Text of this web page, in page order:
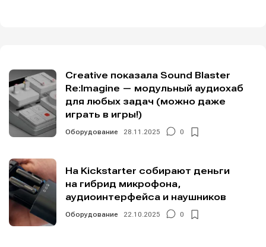
Creative показала Sound Blaster
Re:Imagine — модульный аудиохаб
для любых задач (можно даже
играть в игры!)
Оборудование 28.11.2025 0
На Kickstarter собирают деньги
на гибрид микрофона,
аудиоинтерфейса и наушников
Оборудование 22.10.2025 0